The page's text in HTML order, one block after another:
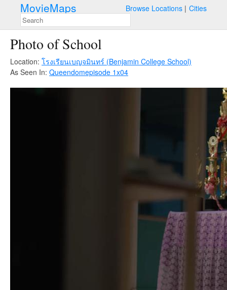
MovieMaps Browse Locations Cities
Photo of School
Location: โรงเรียนเบญจมินทร์ (Benjamin College School)
As Seen In: Queendomepisode 1x04